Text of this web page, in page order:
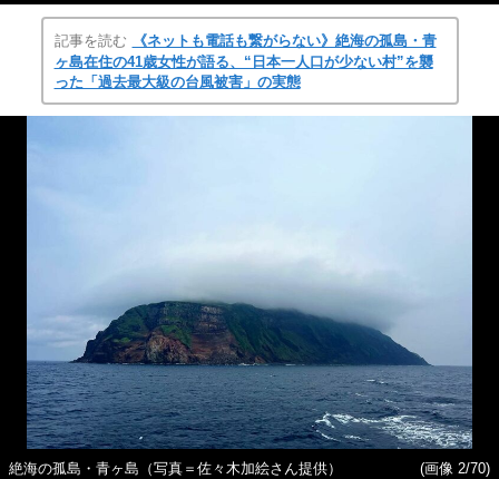
記事を読む
《ネットも電話も繋がらない》絶海の孤島・青
ヶ島在住の41歳女性が語る、“日本一人口が少ない村”を襲
った「過去最大級の台風被害」の実態
絶海の孤島・青ヶ島（写真＝佐々木加絵さん提供）
(画像 2/70)